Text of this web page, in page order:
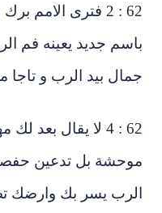
62 : 2 فترى الامم
بيد الرب و
62 : 4 لا يقال بعد لك
بل تدعين حفصيبة
يسر بك